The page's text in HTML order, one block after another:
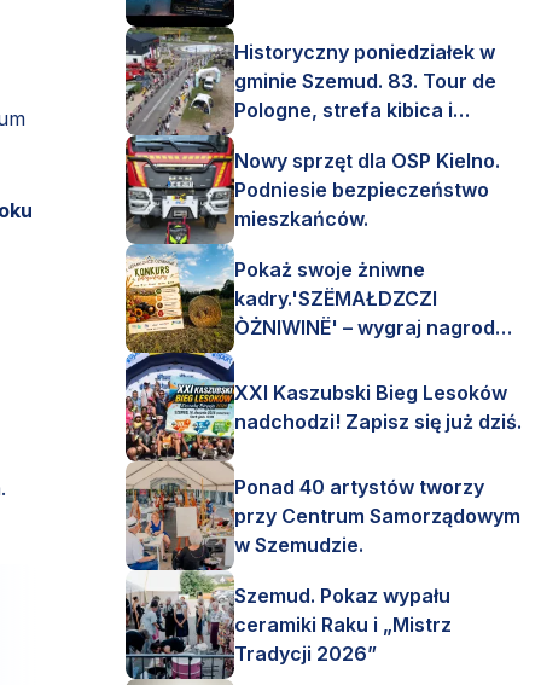
Historyczny poniedziałek w
gminie Szemud. 83. Tour de
Pologne, strefa kibica i
Nowy sprzęt dla OSP Kielno.
Podniesie bezpieczeństwo
mieszkańców.
Pokaż swoje żniwne
kadry.'SZËMAŁDZCZI
ÒŻNIWINË' – wygraj nagrody
XXI Kaszubski Bieg Lesoków
nadchodzi! Zapisz się już dziś.
Ponad 40 artystów tworzy
przy Centrum Samorządowym
w Szemudzie.
Szemud. Pokaz wypału
ceramiki Raku i „Mistrz
Tradycji 2026”